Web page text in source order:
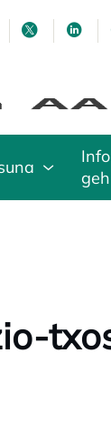
tab
opens in